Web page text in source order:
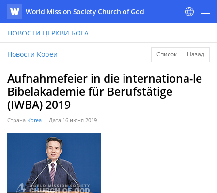
WATV
World Mission Society Church of God
НОВОСТИ ЦЕРКВИ БОГА
Новости Кореи Список Назад
Aufnahmefeier in die internationa-le
Bibelakademie für Berufstätige
(IWBA) 2019
Страна Korea Дата 16 июня 2019